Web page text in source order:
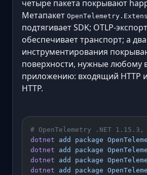
четыре пакета покрывают
Метапакет
подтягивает SDK; OTLP-
обеспечивает транспорт; а
инструментирования
поверхности, нужные любому
приложению: входящий HTTP
HTTP.
# OpenTelemetry .NET 1.15.3,
dotnet add package
dotnet add package
dotnet add package
dotnet add package